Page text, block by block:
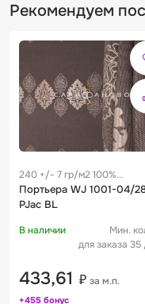
Рекомендуем
240 +/- 7 гр/м2 100%
полиэстер
Портьера WJ 1001-04/280
PJac BL
В наличии
Мин.
для заказа 35
433,61 ₽ за м.п.
+455 бонус